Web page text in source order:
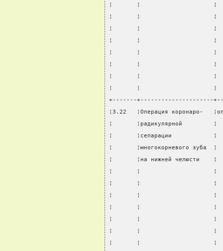
¦       ¦                     ¦
¦       ¦                     ¦
¦       ¦                     ¦
¦       ¦                     ¦
¦       ¦                     ¦
¦       ¦                     ¦
¦       ¦                     ¦
¦       ¦                     ¦
+-------+---------------------
¦3.22   ¦Операция коронаро-
¦       ¦радикулярной         ¦
¦       ¦сепарации            ¦
¦       ¦многокорневого
¦       ¦на нижней челюсти
¦       ¦                     ¦
¦       ¦                     ¦
¦       ¦                     ¦
¦       ¦                     ¦
¦       ¦                     ¦
¦       ¦                     ¦
¦       ¦                     ¦